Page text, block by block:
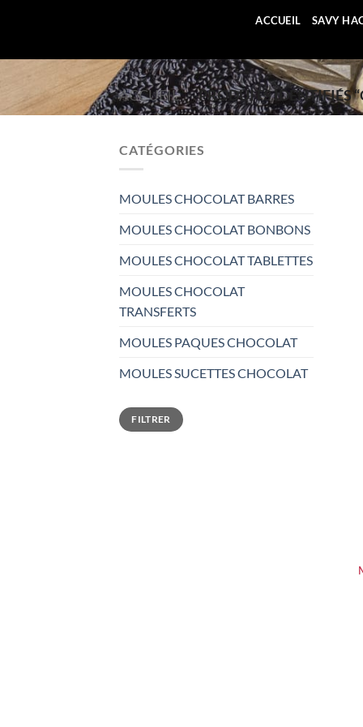
ACCUEIL SAVY
ACCUEIL / PRODUITS IDENTIFIÉS
CATÉGORIES
MOULES CHOCOLAT BARRES
MOULES CHOCOLAT BONBONS
MOULES CHOCOLAT TABLETTES
MOULES CHOCOLAT
TRANSFERTS
MOULES PAQUES CHOCOLAT
MOULES SUCETTES CHOCOLAT
Prix
min
Prix
maxFILTRER